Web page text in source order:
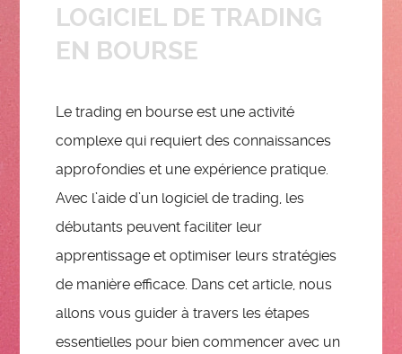
LOGICIEL DE TRADING
EN BOURSE
Le trading en bourse est une activité
complexe qui requiert des connaissances
approfondies et une expérience pratique.
Avec l’aide d’un logiciel de trading, les
débutants peuvent faciliter leur
apprentissage et optimiser leurs stratégies
de manière efficace. Dans cet article, nous
allons vous guider à travers les étapes
essentielles pour bien commencer avec un